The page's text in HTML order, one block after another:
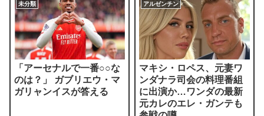
未分類
「アーセナルで一番○○な
のは？」 ガブリエウ・マ
ガリャンイスが答える
アルゼンチン
マキシ・ロペス、元妻ワ
ンダナラ司会の料理番組
に出演か…ワンダの最新
元カレのエレ・ガンテも